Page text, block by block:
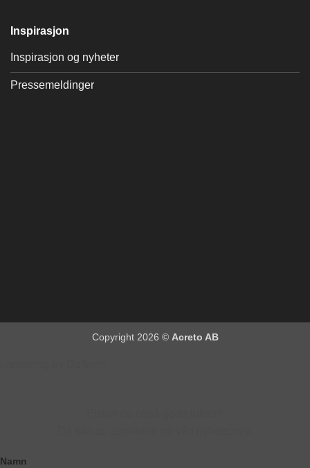
Inspirasjon
Inspirasjon og nyheter
Pressemeldinger
Copyright 2026 © Acreto AB
Namn